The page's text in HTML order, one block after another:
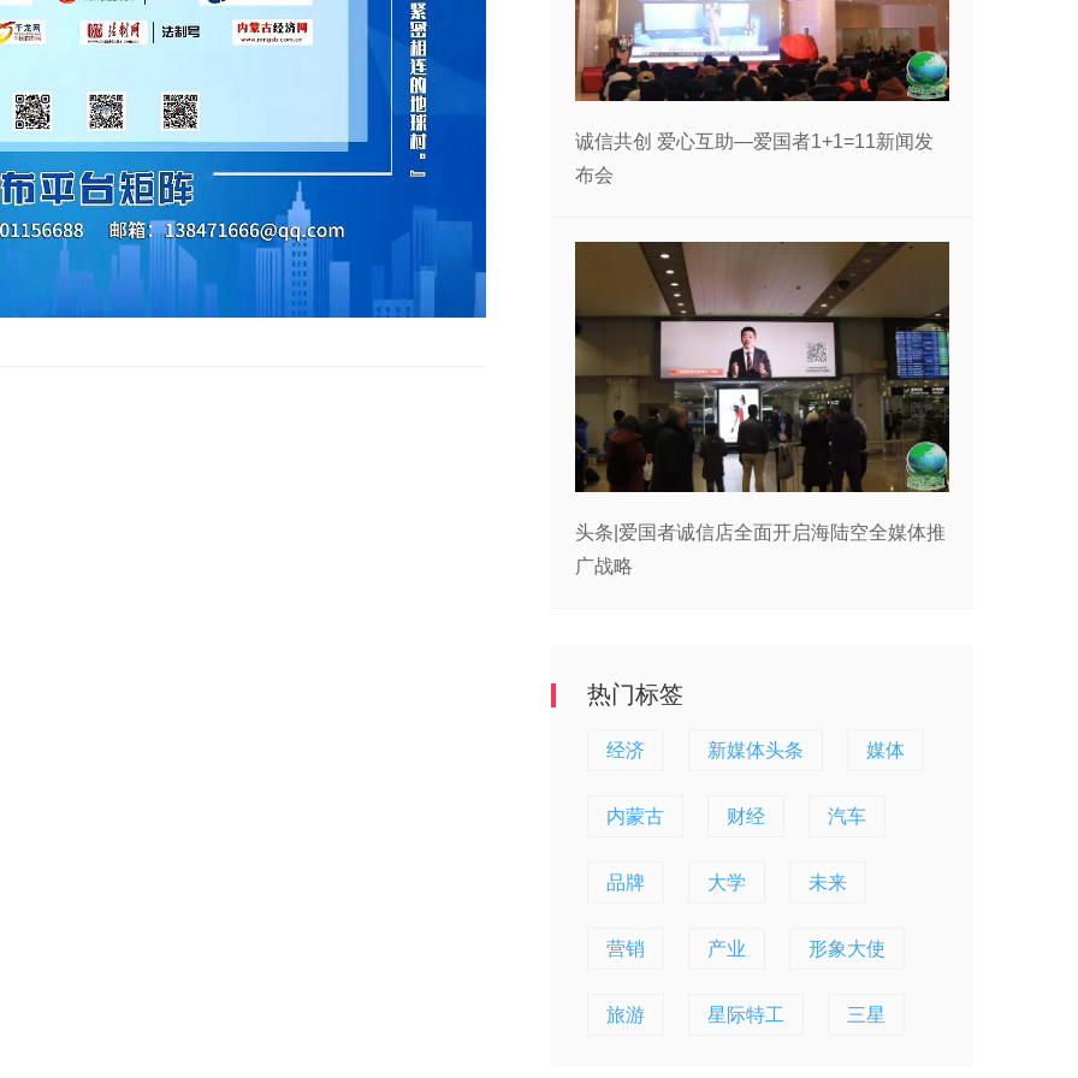
诚信共创 爱心互助—爱国者1+1=11新闻发
布会
头条|爱国者诚信店全面开启海陆空全媒体推
广战略
热门标签
经济 新媒体头条 媒体
内蒙古 财经 汽车
品牌 大学 未来
营销 产业 形象大使
旅游 星际特工 三星